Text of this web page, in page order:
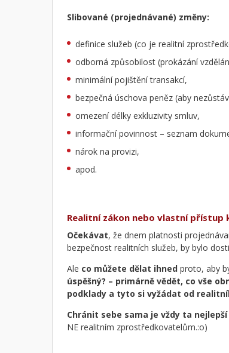
Slibované (projednávané) změny:
definice služeb (co je realitní
odborná způsobilost (prokázání
minimální pojištění transakcí,
bezpečná úschova peněz (aby
omezení délky exkluzivity smluv,
informační povinnost – seznam
nárok na provizi,
apod.
Realitní zákon nebo vlastní přístup
Očekávat, že dnem platnosti
bezpečnost realitních služeb, by bylo dosti
Ale co můžete dělat ihned proto, aby
úspěšný? – primárně vědět, co vše
podklady a tyto si vyžádat od
Chránit sebe sama je vždy ta
NE realitním zprostředkovatelům.:o)